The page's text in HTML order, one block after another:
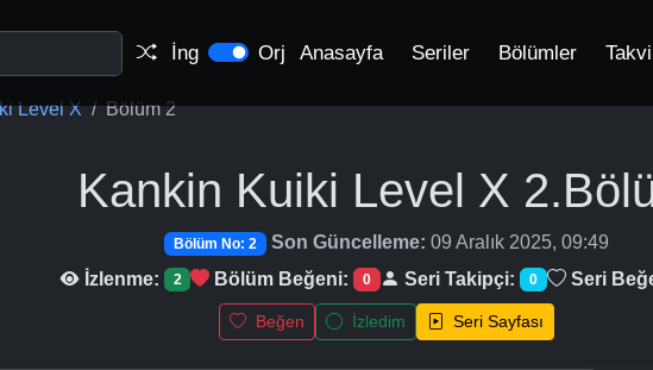
İng Orj Anasayfa Seriler Bölümler
Level X Bölüm 2
Kankin Kuiki Level X
Bölüm No: 2 Son Güncelleme: 09 Aralık 2025, 09:49
İzlenme:
2 Bölüm Beğeni: 0 Seri Takipçi: 0 Seri
Beğen İzledim Seri Sayfası